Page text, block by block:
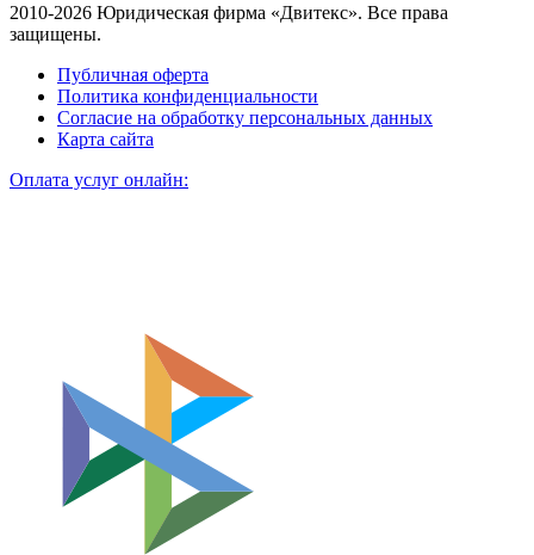
2010-2026 Юридическая фирма «Двитекс». Все права
защищены.
Публичная оферта
Политика конфиденциальности
Согласие на обработку персональных данных
Карта сайта
Оплата услуг онлайн: